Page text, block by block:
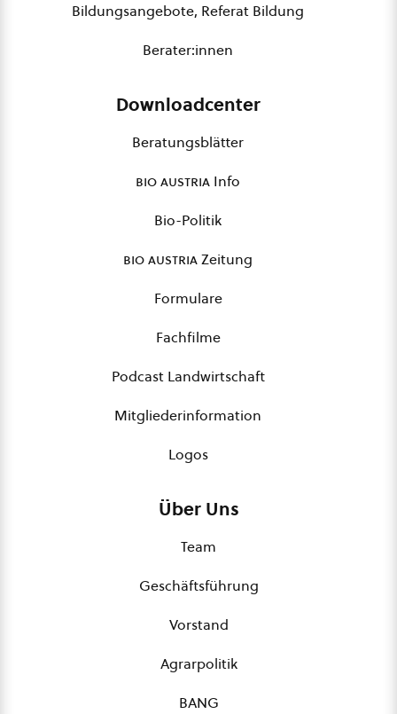
Bildungsangebote, Referat Bildung
Berater:innen
Downloadcenter
Beratungsblätter
bio austria Info
Bio-Politik
bio austriaZeitung
Formulare
Fachfilme
Podcast Landwirtschaft
Mitgliederinformation
Logos
Über Uns
Team
Geschäftsführung
Vorstand
Agrarpolitik
BANG